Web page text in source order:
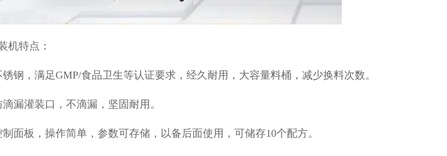
机特点：
钢，满足GMP/食品卫生等认证要求，经久耐用，大容量料桶，减少换料次数。
漏灌装口，不滴漏，坚固耐用。
面板，操作简单，参数可存储，以备后面使用，可储存10个配方。